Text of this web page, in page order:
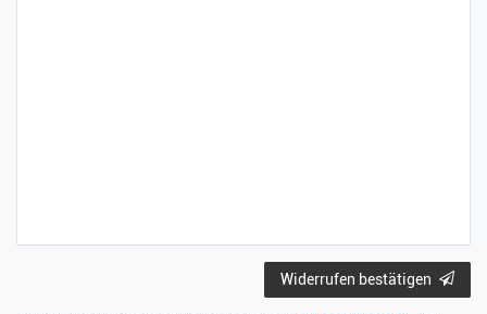
Widerrufen bestätigen